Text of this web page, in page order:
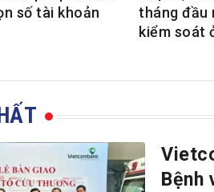
số tài khoản
tháng đầu
kiểm soát
Bệnh